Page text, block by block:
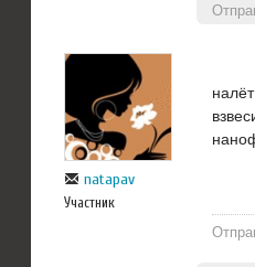
natapav
Участник